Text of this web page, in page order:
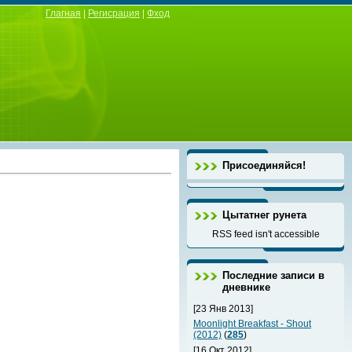
Глагная Регисрация Фход
Присоединяйся!
Цытатнег рунета
RSS feed isn't accessible
Последние записи в
дневнике
[23 Янв 2013]
Moonlight Breakfast - Shout
(2012) (285)